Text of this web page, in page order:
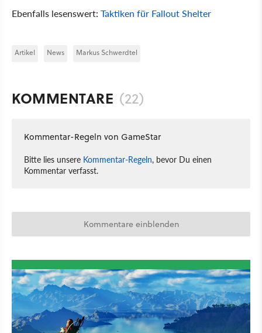
Ebenfalls lesenswert: Taktiken für Fallout Shelter
Artikel News Markus Schwerdtel
KOMMENTARE (22)
Kommentar-Regeln von GameStar
Bitte lies unsere Kommentar-Regeln, bevor Du einen
Kommentar verfasst.
Kommentare einblenden